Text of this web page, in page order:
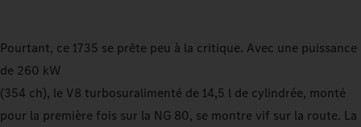
Pourtant, ce 1735 se prête peu à la critique. Avec une puissance
de 260 kW
(354 ch), le V8 turbosuralimenté de 14,5 l de cylindrée, monté
pour la première fois sur la NG 80, se montre vif sur la route. La